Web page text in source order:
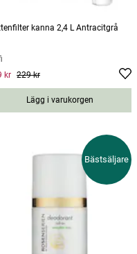
229 kr
kanna 2,4 L Antracitgrå
price
Previous
229 kr
kr 229 kr
Lägg i varukorgen
Bästsäljare